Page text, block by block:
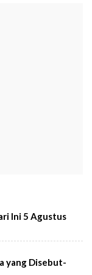
Ini 5 Agustus
yang Disebut-